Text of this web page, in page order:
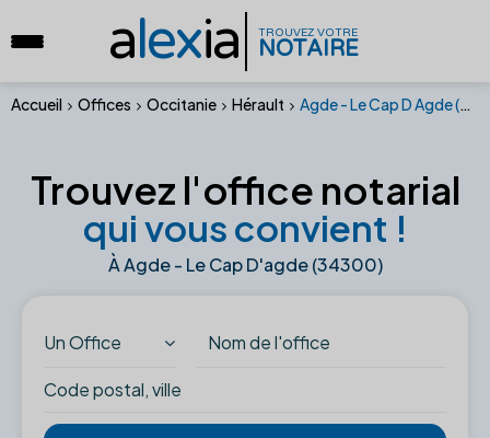
alexia TROUVEZ VOTRE
NOTAIRE
Accueil Offices Occitanie Hérault Agde - Le Cap D Agde (34300)
Trouvez l'office notarial
qui vous convient !
À Agde - Le Cap D'agde (34300)
Un Office